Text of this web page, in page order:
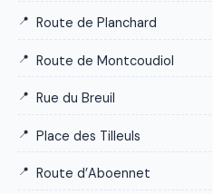
Route de Planchard
Route de Montcoudiol
Rue du Breuil
Place des Tilleuls
Route d’Aboennet